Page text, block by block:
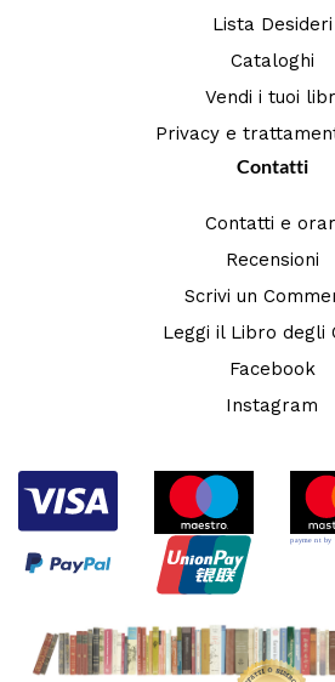
Lista Desideri
Cataloghi
Vendi i tuoi
Privacy e
Contatti
Contatti e
Recensioni
Scrivi un
Leggi il Libro degli
Facebook
Instagram